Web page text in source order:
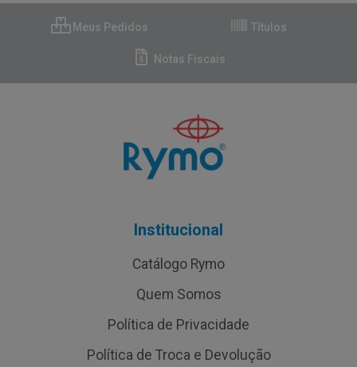
Meus Pedidos Títulos
Notas Fiscais
Institucional
Catálogo Rymo
Quem Somos
Política de Privacidade
Política de Troca e Devolução